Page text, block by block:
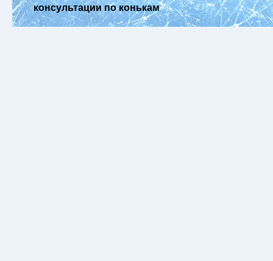
консультации по конькам